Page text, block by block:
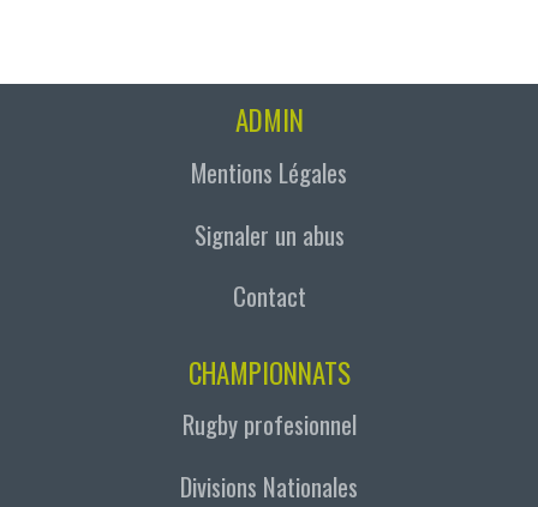
ADMIN
Mentions Légales
Signaler un abus
Contact
CHAMPIONNATS
Rugby profesionnel
Divisions Nationales